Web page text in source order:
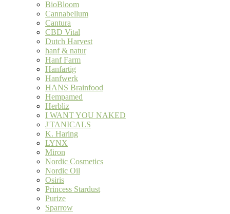
BioBloom
Cannabellum
Cantura
CBD Vital
Dutch Harvest
hanf & natur
Hanf Farm
Hanfartig
Hanfwerk
HANS Brainfood
Hempamed
Herbliz
I WANT YOU NAKED
J'TANICALS
K. Haring
LYNX
Miron
Nordic Cosmetics
Nordic Oil
Osiris
Princess Stardust
Purize
Sparrow